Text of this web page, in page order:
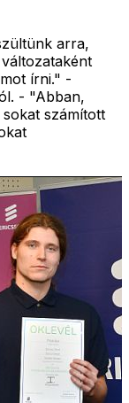
arra,
írni." -
- "Abban,
számított